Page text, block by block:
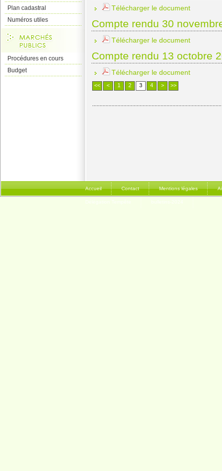
Plan cadastral
Numéros utiles
Procédures en cours
Budget
Télécharger le document
Compte rendu 30
Télécharger le document
Compte rendu 13 octobre
Télécharger le document
<< < 1 2 3 4 > >>
Accueil Contact Mentions légales